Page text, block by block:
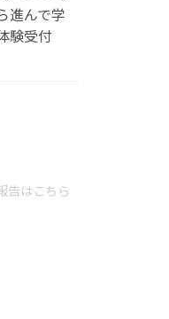
進んで学
験受付
告はこちら